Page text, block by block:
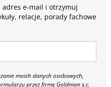
adres e-mail i otrzymuj
relacje, porady fachowe
moich danych osobowych,
przez firmę Goldman s.c.